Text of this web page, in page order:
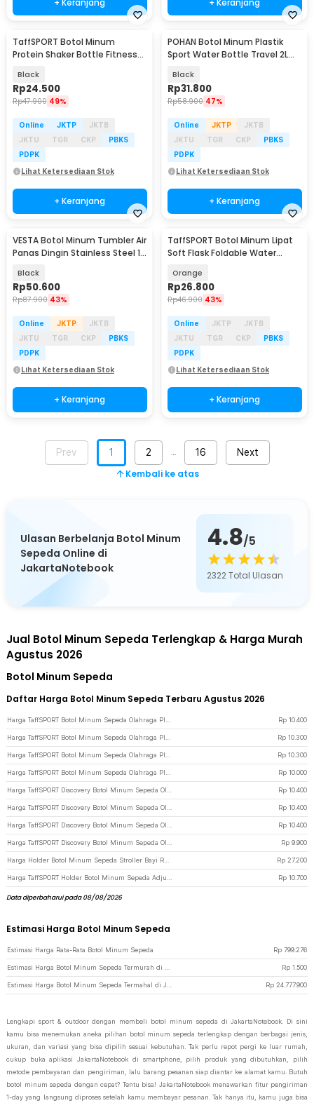
TaffSPORT Botol Minum
Protein Shaker Bottle Fitness
Black
Rp24.500
Rp47.900 49%
Online JKTP
JKTB
JKTU
TGR CKP
PBKS
PDPK
Lihat Ketersediaan Stok
+ Keranjang
POHAN Botol Minum Plastik
Sport Water Bottle Travel 2L
Black
Rp31.800
Rp58.900 47%
Online JKTP
JKTB
JKTU
TGR CKP
PBKS
PDPK
Lihat Ketersediaan Stok
+ Keranjang
VESTA Botol Minum Tumbler Air
Panas Dingin Stainless Steel 1L
Black
Rp50.600
Rp87.900 43%
Online JKTP
JKTB
JKTU
TGR CKP
PBKS
PDPK
Lihat Ketersediaan Stok
+ Keranjang
TaffSPORT Botol Minum Lipat
Soft Flask Foldable Water
Orange
Rp26.800
Rp46.900 43%
Online JKTP
JKTB
JKTU
TGR CKP
PBKS
PDPK
Lihat Ketersediaan Stok
+ Keranjang
Prev 1 2 16 Next
Kembali ke atas
Ulasan Berbelanja Botol Minum
Sepeda Online di
JakartaNotebook
4.8/5
2322Total Ulasan
Jual Botol Minum Sepeda Terlengkap & Harga Murah
Agustus 2026
Botol Minum Sepeda
Daftar Harga Botol Minum Sepeda Terbaru Agustus 2026
Rp 10.400
Rp 10.300
Rp 10.300
Rp 10.000
Rp 10.400
Rp 10.400
Rp 10.400
Rp 9.900
Rp 27.200
Rp 10.700
Data diperbaharui pada 08/08/2026
Estimasi Harga Botol Minum Sepeda
Estimasi Harga Rata-Rata Botol Minum Sepeda Rp 799.276
Rp 1.500
Rp 24.777.900
Lengkapi sport & outdoor dengan membeli botol minum sepeda di JakartaNotebook. Di sini
kamu bisa menemukan aneka pilihan botol minum sepeda terlengkap dengan berbagai jenis,
ukuran, dan variasi yang bisa dipilih sesuai kebutuhan. Tak perlu repot pergi ke luar rumah,
cukup buka aplikasi JakartaNotebook di smartphone, pilih produk yang dibutuhkan, pilih
metode pembayaran dan pengiriman, lalu barang pesanan siap diantar ke alamat kamu. Butuh
botol minum sepeda dengan cepat? Tentu bisa! JakartaNotebook menawarkan fitur pengiriman
1-day yang langsung diproses setelah kamu membayar pesanan. Tak hanya itu, kamu juga bisa